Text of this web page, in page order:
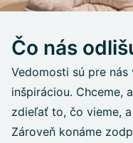
Čo nás
Vedomosti sú pre
inšpiráciou. Chceme,
zdieľať to, čo vieme,
Zároveň konáme